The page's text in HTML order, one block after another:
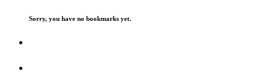
Sorry, you have no bookmarks yet.